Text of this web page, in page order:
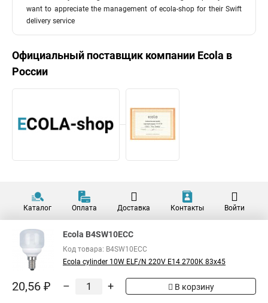
want to appreciate the management of ecola-shop for their Swift
delivery service
Официальный поставщик компании Ecola в
России
Каталог Оплата Доставка Контакты Войти
Ecola B4SW10ECC
Код товара: B4SW10ECC
Ecola cylinder 10W ELF/N 220V E14 2700K 83x45
20,56 ₽ – + В корзину